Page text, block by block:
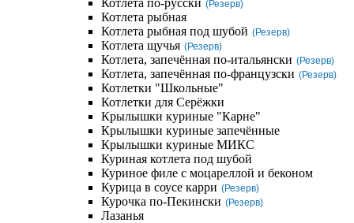
Котлета по-русски (Резерв)
Котлета рыбная
Котлета рыбная под шубой (Резерв)
Котлета щучья (Резерв)
Котлета, запечённая по-итальянски (Резерв)
Котлета, запечённая по-французски (Резерв)
Котлетки "Школьные"
Котлетки для Серёжки
Крылышки куриные "Карне"
Крылышки куриные запечённые
Крылышки куриные МИКС
Куриная котлета под шубой
Куриное филе с моцареллой и беконом
Курица в соусе карри (Резерв)
Курочка по-Пекински (Резерв)
Лазанья